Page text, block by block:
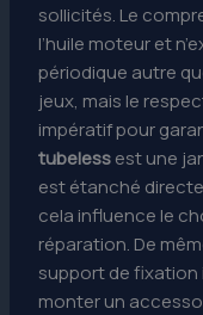
sollicités. Le
l’huile moteur et
périodique autre
jeux, mais le
impératif pour
tubelessest une
est étanché
cela influence le
réparation. De
support de
monter un